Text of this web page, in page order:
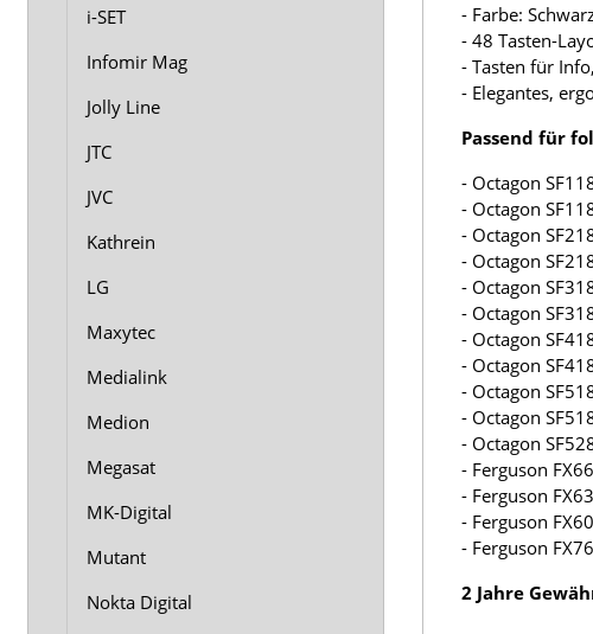
- Farbe:
- 48 Tasten-
- Tasten für
- Elegantes,
Passend für
- Octagon
- Octagon
- Octagon
- Octagon
- Octagon
- Octagon
- Octagon
- Octagon
- Octagon
- Octagon
- Octagon
- Ferguson
- Ferguson
- Ferguson
- Ferguson
2 Jahre
i-SET
Infomir Mag
Jolly Line
JTC
JVC
Kathrein
LG
Maxytec
Medialink
Medion
Megasat
MK-Digital
Mutant
Nokta Digital